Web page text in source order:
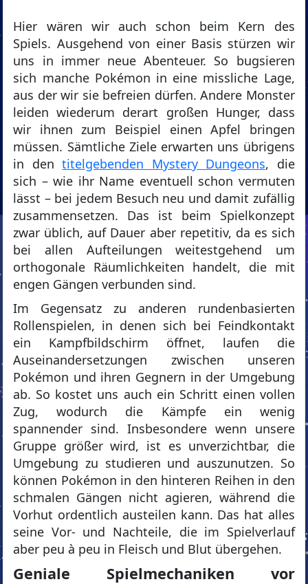
Hier wären wir auch schon beim Kern des
Spiels. Ausgehend von einer Basis stürzen wir
uns in immer neue Abenteuer. So bugsieren
sich manche Pokémon in eine missliche Lage,
aus der wir sie befreien dürfen. Andere Monster
leiden wiederum derart großen Hunger, dass
wir ihnen zum Beispiel einen Apfel bringen
müssen. Sämtliche Ziele erwarten uns übrigens
in dentitelgebenden Mystery Dungeons, die
sich – wie ihr Name eventuell schon vermuten
lässt – bei jedem Besuch neu und damit zufällig
zusammensetzen. Das ist beim Spielkonzept
zwar üblich, auf Dauer aber repetitiv, da es sich
bei allen Aufteilungen weitestgehend um
orthogonale Räumlichkeiten handelt, die mit
engen Gängen verbunden sind.
Im Gegensatz zu anderen rundenbasierten
Rollenspielen, in denen sich bei Feindkontakt
ein Kampfbildschirm öffnet, laufen die
Auseinandersetzungen zwischen unseren
Pokémon und ihren Gegnern in der Umgebung
ab. So kostet uns auch ein Schritt einen vollen
Zug, wodurch die Kämpfe ein wenig
spannender sind. Insbesondere wenn unsere
Gruppe größer wird, ist es unverzichtbar, die
Umgebung zu studieren und auszunutzen. So
können Pokémon in den hinteren Reihen in den
schmalen Gängen nicht agieren, während die
Vorhut ordentlich austeilen kann. Das hat alles
seine Vor- und Nachteile, die im Spielverlauf
aber peu à peu in Fleisch und Blut übergehen.
Geniale Spielmechaniken vor